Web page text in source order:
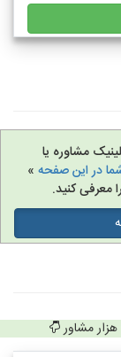
مشاوره یا
در این صفحه »
معرفی کنید.
مشاور